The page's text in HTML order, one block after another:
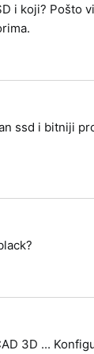
i koji? Pošto
ssd i bitniji
3D ...